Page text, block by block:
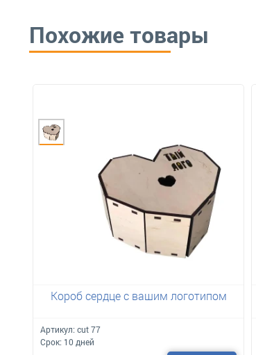
Похожие товары
Короб сердце с вашим логотипом
Артикул: сut 77
Срок: 10 дней